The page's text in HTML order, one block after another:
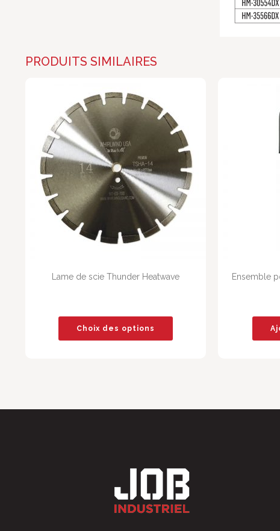
PRODUITS SIMILAIRES
Lame de scie Thunder Heatwave
Choix des options
Ensemble